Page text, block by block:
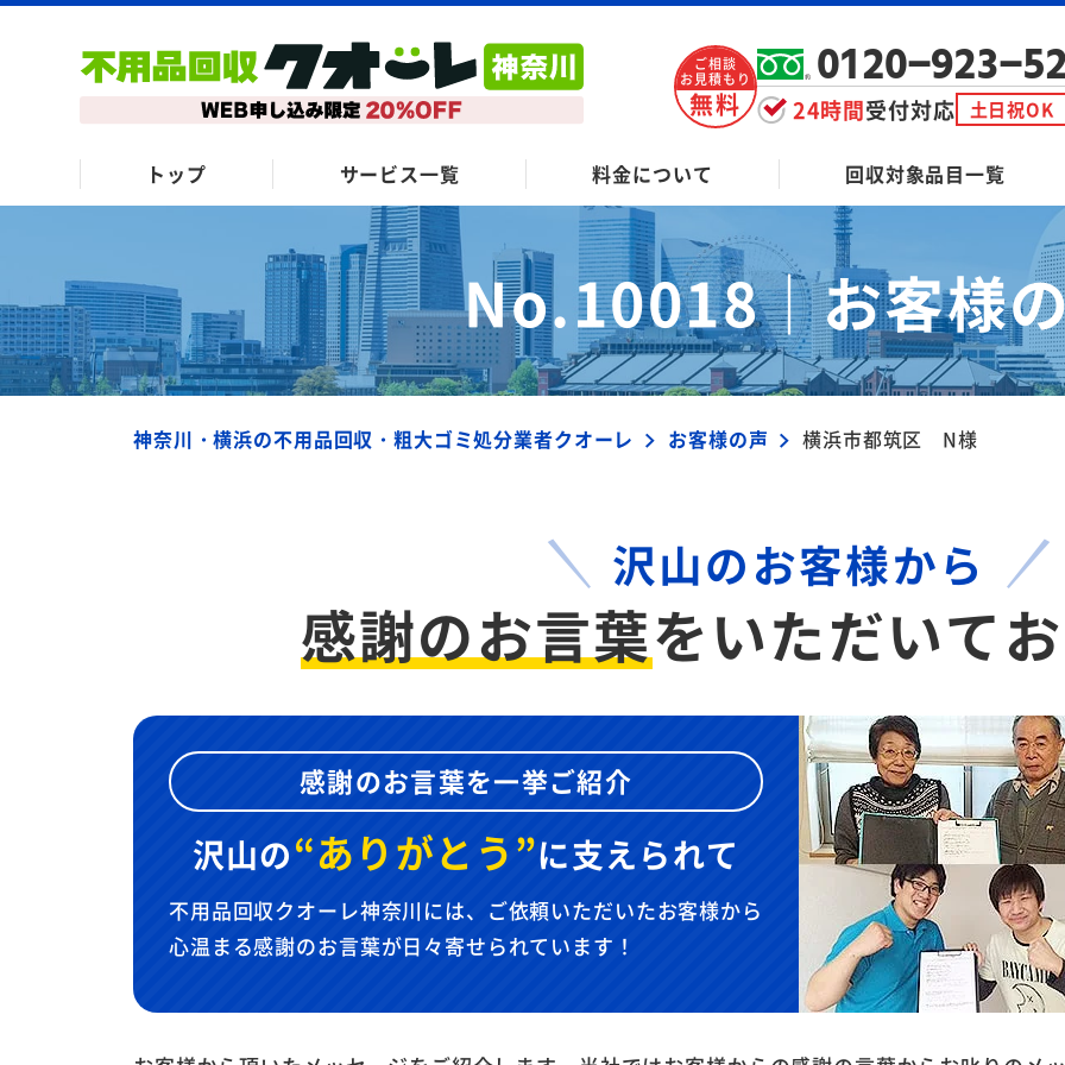
ご相談
お見積もり
無料
0120-923-
24時間受付対応 土日祝OK
トップ サービス一覧 料金について 回収対象品目一覧
No.10018｜お客様
神奈川・横浜の不用品回収・粗大ゴミ処分業者クオーレ お客様の声 横浜市都筑区 N様
沢山のお客様から
感謝のお言葉をいただいて
感謝のお言葉を一挙ご紹介
沢山の“ありがとう”に支えられて
不用品回収クオーレ神奈川には、ご依頼いただいたお客様から
心温まる感謝のお言葉が日々寄せられています！